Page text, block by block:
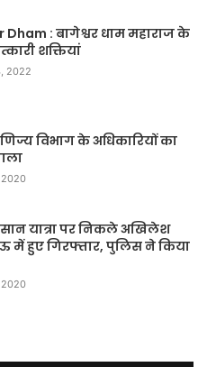
Dham : बागेश्वर धाम महाराज के
शक्तियां
2022
विभाग के अधिकारियों का
2020
यात्रा पर निकले अखिलेश
में हुए गिरफ्तार, पुलिस ने किया
2020